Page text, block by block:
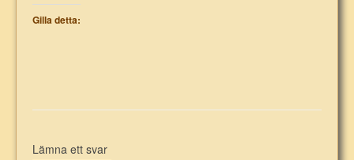
Gilla detta:
Lämna ett svar